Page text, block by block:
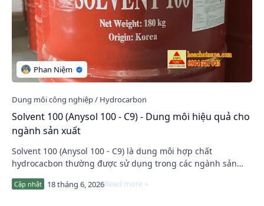
Solvent 100 (Anysol 100 - C9) - Dung môi hiệu quả cho
ngành sản xuất
Solvent 100 (Anysol 100 - C9) là dung môi hợp chất
hydrocacbon thường được sử dụng trong các ngành sản
xuất sơn, mực in, keo dán, thuốc trừ sâu và cô…